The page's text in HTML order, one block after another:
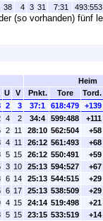
38 4 3 31 7:31 493:553
(so vorhanden) fünf
Heim
U V Pnkt. Tore
Tord.
2 3 37:1 618:479
+139
4 2 34:4 599:488
+111
2 11 28:10 562:504
+58
4 11 26:12 561:493
+68
5 15 26:12 550:491
+59
3 10 25:13 594:527
+67
6 14 25:13 544:515
+29
6 17 25:13 538:509
+29
4 15 24:14 519:498
+21
5 15 23:15 533:519
+14